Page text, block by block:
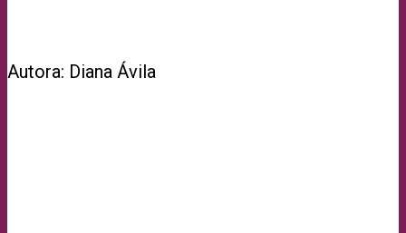
Autora: Diana Ávila